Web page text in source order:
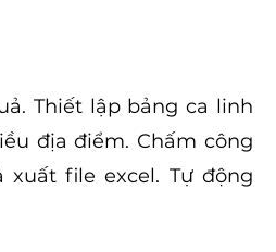
Thiết lập bảng ca linh
địa điểm. Chấm công
file excel. Tự động